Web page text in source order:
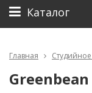
Каталог
Главная
Greenbean